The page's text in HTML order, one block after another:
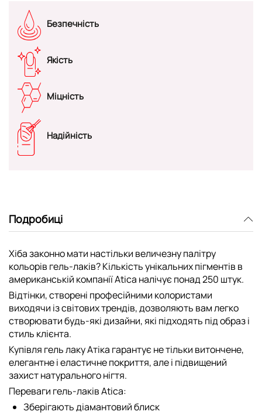
Безпечність
Якість
Міцність
Надійність
Подробиці
Хіба законно мати настільки величезну палітру
кольорів гель-лаків? Кількість унікальних пігментів в
американській компанії Atica налічує понад 250 штук.
Відтінки, створені професійними колористами
виходячи із світових трендів, дозволяють вам легко
створювати будь-які дизайни, які підходять під образ і
стиль клієнта.
Купівля гель лаку Атіка гарантує не тільки витончене,
елегантне і еластичне покриття, але і підвищений
захист натурального нігтя.
Переваги гель-лаків Atica:
Зберігають діамантовий блиск